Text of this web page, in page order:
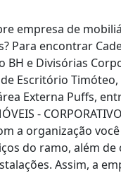
empresa de
Para encontrar
BH e Divisórias
Escritório
Externa Puffs,
-
a organização
do ramo, além
Assim, a